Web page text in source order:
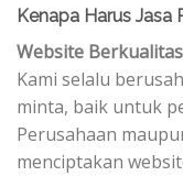
Kenapa Harus
Website Berkualitas
Kami selalu
minta, baik untuk
Perusahaan
menciptakan